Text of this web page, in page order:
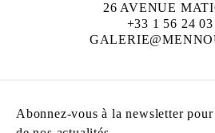
26 AVENUE
+33 1 56 24 03
Abonnez-vous à la newsletter pour